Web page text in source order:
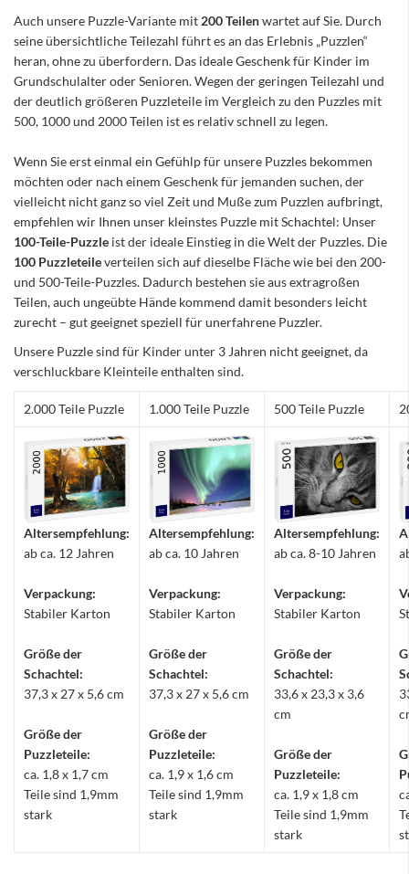
Auch unsere Puzzle-Variante mit 200 Teilenwartet auf Sie. Durch
seine übersichtliche Teilezahl führt es an das Erlebnis „Puzzlen“
heran, ohne zu überfordern. Das ideale Geschenk für Kinder im
Grundschulalter oder Senioren. Wegen der geringen Teilezahl und
der deutlich größeren Puzzleteile im Vergleich zu den Puzzles mit
500, 1000 und 2000 Teilen ist es relativ schnell zu legen.
Wenn Sie erst einmal ein Gefühlp für unsere Puzzles bekommen
möchten oder nach einem Geschenk für jemanden suchen, der
vielleicht nicht ganz so viel Zeit und Muße zum Puzzlen aufbringt,
empfehlen wir Ihnen unser kleinstes Puzzle mit Schachtel: Unser
100-Teile-Puzzle ist der ideale Einstieg in die Welt der Puzzles. Die
100 Puzzleteileverteilen sich auf dieselbe Fläche wie bei den 200-
und 500-Teile-Puzzles. Dadurch bestehen sie aus extragroßen
Teilen, auch ungeübte Hände kommend damit besonders leicht
zurecht – gut geeignet speziell für unerfahrene Puzzler.
Unsere Puzzle sind für Kinder unter 3 Jahren nicht geeignet, da
verschluckbare Kleinteile enthalten sind.
2.000 Teile Puzzle 1.000 Teile Puzzle 500 Teile Puzzle
Altersempfehlung:
ab ca. 12 Jahren
Verpackung:
Stabiler Karton
Größe der
Schachtel:
37,3 x 27 x 5,6 cm
Größe der
Puzzleteile:
ca. 1,8 x 1,7 cm
Teile sind 1,9mm
stark
Altersempfehlung:
ab ca. 10 Jahren
Verpackung:
Stabiler Karton
Größe der
Schachtel:
37,3 x 27 x 5,6 cm
Größe der
Puzzleteile:
ca. 1,9 x 1,6 cm
Teile sind 1,9mm
stark
Altersempfehlung:
ab ca. 8-10 Jahren
Verpackung:
Stabiler Karton
Größe der
Schachtel:
33,6 x 23,3 x 3,6
cm
Größe der
Puzzleteile:
ca. 1,9 x 1,8 cm
Teile sind 1,9mm
stark